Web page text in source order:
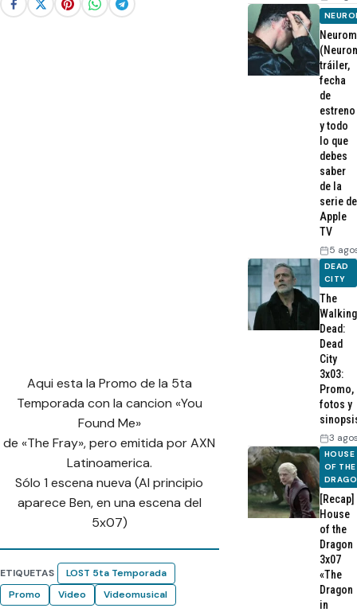
Aqui esta la Promo de la 5ta
Temporada con la cancion «You
Found Me»
de «The Fray», pero emitida por AXN
Latinoamerica.
Sólo 1 escena nueva (Al principio
aparece Ben, en una escena del
5x07)
ETIQUETAS
LOST 5ta Temporada
Promo
Video Videomusical
tráiler,
fecha
de
estreno
y todo
lo que
debes
saber
de la
serie de
Apple
TV
5
DEAD
CITY
The
Walking
Dead:
Dead
City
3x03:
Promo,
fotos y
3
HOUSE
OF THE
[Recap]
House
of the
Dragon
3x07
«The
Dragon
in